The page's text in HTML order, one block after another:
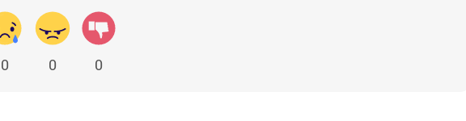
0 0 0